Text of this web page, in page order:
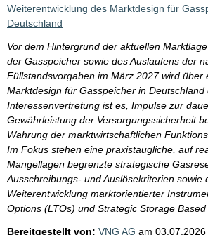
Weiterentwicklung des Marktdesign für
Deutschland
Vor dem Hintergrund der aktuellen
der Gasspeicher sowie des Auslaufens der
Füllstandsvorgaben im März 2027 wird über
Marktdesign für Gasspeicher in
Interessenvertretung ist es, Impulse zur
Gewährleistung der Versorgungssicherheit
Wahrung der marktwirtschaftlichen
Im Fokus stehen eine praxistaugliche, auf
Mangellagen begrenzte strategische
Ausschreibungs- und Auslösekriterien sowie
Weiterentwicklung marktorientierter
Options (LTOs) und Strategic Storage Based
Bereitgestellt von: VNG AG am 03.07.2026